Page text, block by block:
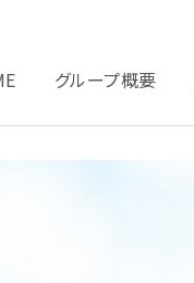
グループ概要